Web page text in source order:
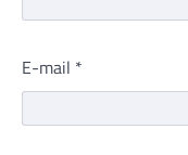
E-mail *